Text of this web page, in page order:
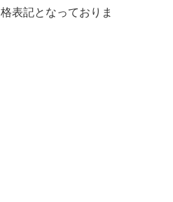
表記となっておりま